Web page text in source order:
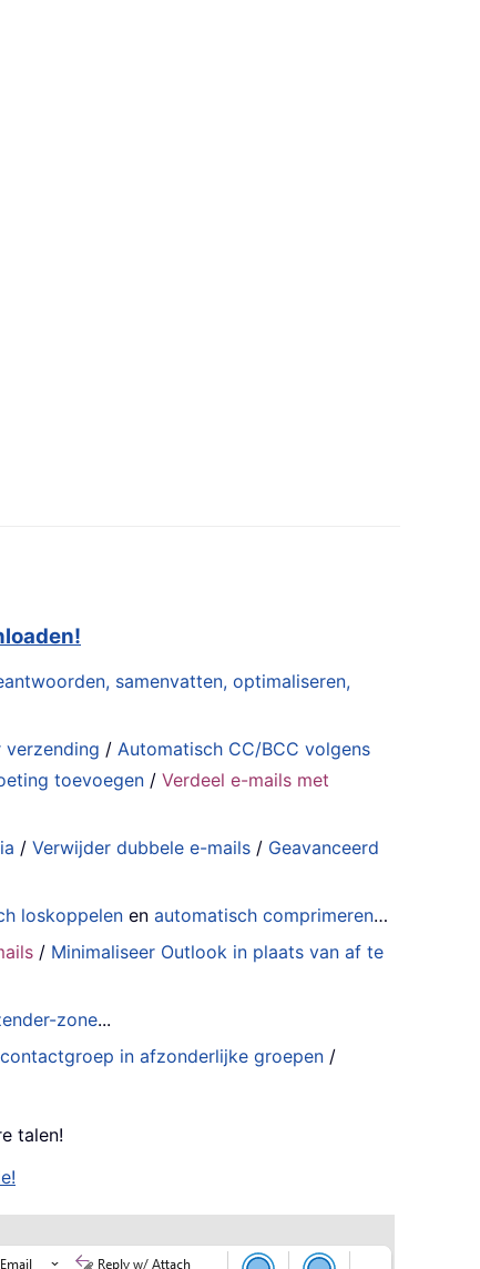
samenvatten, optimaliseren,
verzending / Automatisch CC/BCC volgens
toevoegen /Verdeel e-mails met
/Verwijder dubbele e-mails / Geavanceerd
loskoppelen enautomatisch comprimeren…
/ Minimaliseer Outlook in plaats van af te
zone...
in afzonderlijke groepen /
talen!